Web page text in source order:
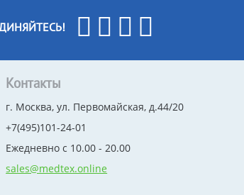
Контакты
г. Москва, ул. Первомайская, д.44/20
+7(495)101-24-01
Ежедневно с 10.00 - 20.00
sales@medtex.online